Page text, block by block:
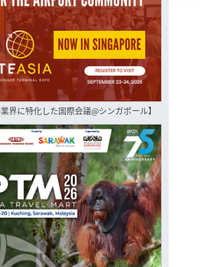
業界に特化した国際会議@シンガポール】